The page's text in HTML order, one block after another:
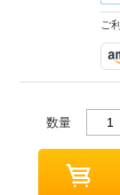
ご
数量